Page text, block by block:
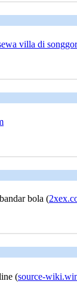
villa di
bola (
(source-